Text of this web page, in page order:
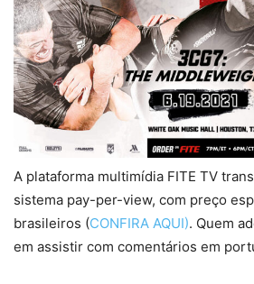
A plataforma multimídia FITE TV
sistema pay-per-view, com preço
brasileiros (CONFIRA AQUI). Quem
em assistir com comentários em